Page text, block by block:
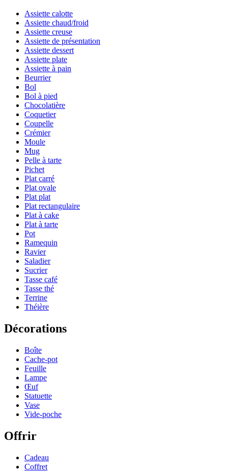
Assiette calotte
Assiette chaud/froid
Assiette creuse
Assiette de présentation
Assiette dessert
Assiette plate
Assiette à pain
Beurrier
Bol
Bol à pied
Chocolatière
Coquetier
Coupelle
Crémier
Moule
Mug
Pelle à tarte
Pichet
Plat carré
Plat ovale
Plat plat
Plat rectangulaire
Plat à cake
Plat à tarte
Pot
Ramequin
Ravier
Saladier
Sucrier
Tasse café
Tasse thé
Terrine
Théière
Décorations
Boîte
Cache-pot
Feuille
Lampe
Œuf
Statuette
Vase
Vide-poche
Offrir
Cadeau
Coffret